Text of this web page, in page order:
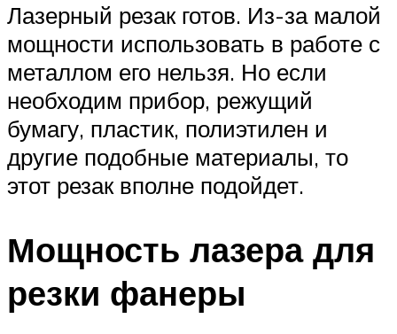
Лазерный резак готов. Из-за малой
мощности использовать в работе с
металлом его нельзя. Но если
необходим прибор, режущий
бумагу, пластик, полиэтилен и
другие подобные материалы, то
этот резак вполне подойдет.
Мощность лазера для
резки фанеры